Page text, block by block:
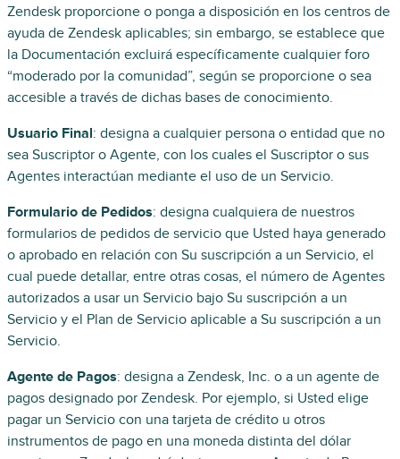
Zendesk proporcione o ponga a disposición en los centros de
ayuda de Zendesk aplicables; sin embargo, se establece que
la Documentación excluirá específicamente cualquier foro
“moderado por la comunidad”, según se proporcione o sea
accesible a través de dichas bases de conocimiento.
Usuario Final: designa a cualquier persona o entidad que no
sea Suscriptor o Agente, con los cuales el Suscriptor o sus
Agentes interactúan mediante el uso de un Servicio.
Formulario de Pedidos: designa cualquiera de nuestros
formularios de pedidos de servicio que Usted haya generado
o aprobado en relación con Su suscripción a un Servicio, el
cual puede detallar, entre otras cosas, el número de Agentes
autorizados a usar un Servicio bajo Su suscripción a un
Servicio y el Plan de Servicio aplicable a Su suscripción a un
Servicio.
Agente de Pagos: designa a Zendesk, Inc. o a un agente de
pagos designado por Zendesk. Por ejemplo, si Usted elige
pagar un Servicio con una tarjeta de crédito u otros
instrumentos de pago en una moneda distinta del dólar